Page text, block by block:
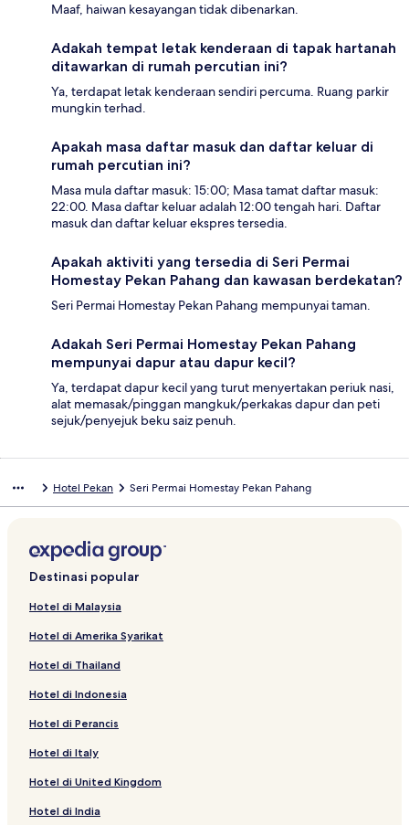
Maaf, haiwan kesayangan tidak dibenarkan.
Adakah tempat letak kenderaan di tapak hartanah
ditawarkan di rumah percutian ini?
Ya, terdapat letak kenderaan sendiri percuma. Ruang parkir
mungkin terhad.
Apakah masa daftar masuk dan daftar keluar di
rumah percutian ini?
Masa mula daftar masuk: 15:00; Masa tamat daftar masuk:
22:00. Masa daftar keluar adalah 12:00 tengah hari. Daftar
masuk dan daftar keluar ekspres tersedia.
Apakah aktiviti yang tersedia di Seri Permai
Homestay Pekan Pahang dan kawasan berdekatan?
Seri Permai Homestay Pekan Pahang mempunyai taman.
Adakah Seri Permai Homestay Pekan Pahang
mempunyai dapur atau dapur kecil?
Ya, terdapat dapur kecil yang turut menyertakan periuk nasi,
alat memasak/pinggan mangkuk/perkakas dapur dan peti
sejuk/penyejuk beku saiz penuh.
Hotel Pekan Seri Permai Homestay Pekan Pahang
Destinasi popular
Hotel di Malaysia
Hotel di Amerika Syarikat
Hotel di Thailand
Hotel di Indonesia
Hotel di Perancis
Hotel di Italy
Hotel di United Kingdom
Hotel di India